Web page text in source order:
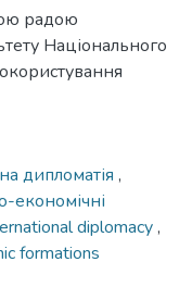
радою
Національного
дипломатія ,
економічні
diplomacy,
formations